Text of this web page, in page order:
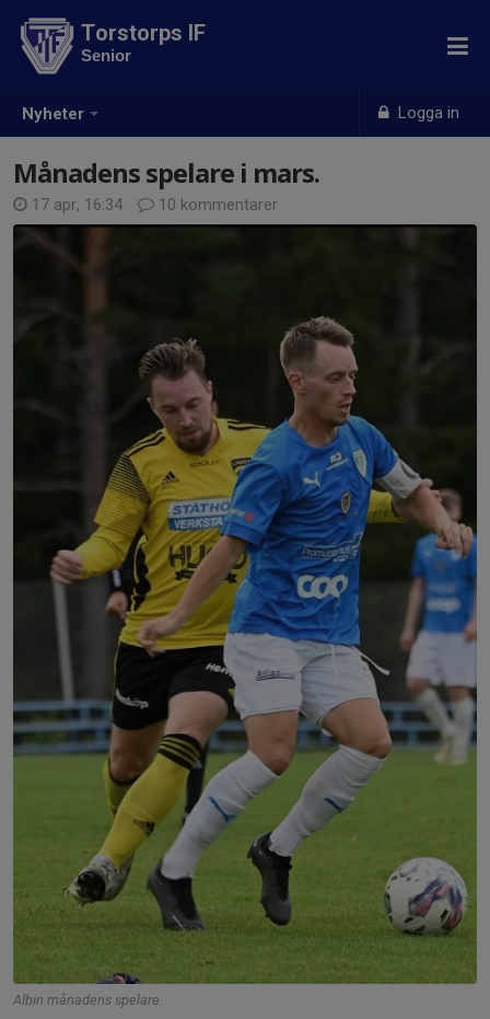
Nyheter Logga in
Torstorps IF
Senior
Månadens spelare i mars.
17 apr, 16:34 10 kommentarer
Albin månadens spelare.